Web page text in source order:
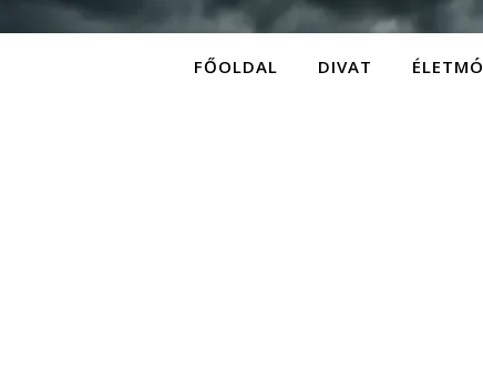
FŐOLDAL DIVAT